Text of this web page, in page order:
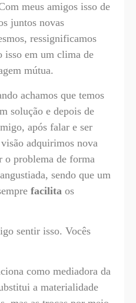
meus amigos isso de
juntos novas
ressignificamos
isso em um clima de
mútua.
achamos que temos
solução e depois de
após falar e ser
adquirimos nova
o problema de forma
sendo que um
facilita os
sentir isso. Vocês
como mediadora da
a materialidade